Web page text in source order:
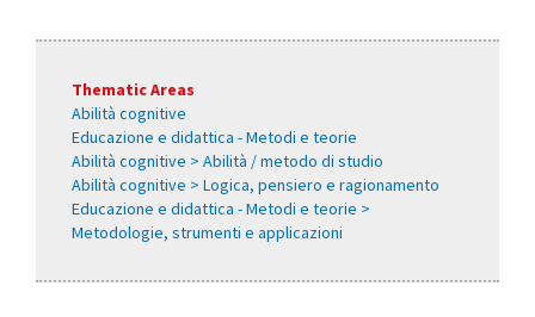
Thematic Areas
Abilità cognitive
Educazione e didattica - Metodi e teorie
Abilità cognitive > Abilità / metodo di studio
Abilità cognitive > Logica, pensiero e ragionamento
Educazione e didattica - Metodi e teorie >
Metodologie, strumenti e applicazioni